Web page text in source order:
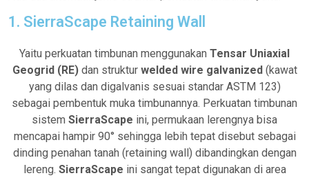
1. SierraScape Retaining Wall
Yaitu perkuatan timbunan menggunakan Tensar Uniaxial
Geogrid (RE)dan struktur welded wire galvanized(kawat
yang dilas dan digalvanis sesuai standar ASTM 123)
sebagai pembentuk muka timbunannya. Perkuatan timbunan
sistem SierraScape ini, permukaan lerengnya bisa
mencapai hampir 90° sehingga lebih tepat disebut sebagai
dinding penahan tanah (retaining wall) dibandingkan dengan
lereng. SierraScape ini sangat tepat digunakan di area